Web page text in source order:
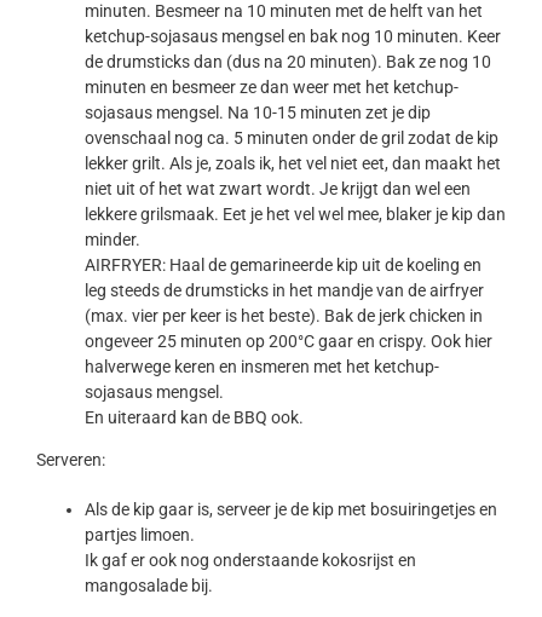
minuten. Besmeer na 10 minuten met de helft van het
ketchup-sojasaus mengsel en bak nog 10 minuten. Keer
de drumsticks dan (dus na 20 minuten). Bak ze nog 10
minuten en besmeer ze dan weer met het ketchup-
sojasaus mengsel. Na 10-15 minuten zet je dip
ovenschaal nog ca. 5 minuten onder de gril zodat de kip
lekker grilt. Als je, zoals ik, het vel niet eet, dan maakt het
niet uit of het wat zwart wordt. Je krijgt dan wel een
lekkere grilsmaak. Eet je het vel wel mee, blaker je kip dan
minder.
AIRFRYER: Haal de gemarineerde kip uit de koeling en
leg steeds de drumsticks in het mandje van de airfryer
(max. vier per keer is het beste). Bak de jerk chicken in
ongeveer 25 minuten op 200°C gaar en crispy. Ook hier
halverwege keren en insmeren met het ketchup-
sojasaus mengsel.
En uiteraard kan de BBQ ook.
Serveren:
Als de kip gaar is, serveer je de kip met bosuiringetjes en
partjes limoen.
Ik gaf er ook nog onderstaande kokosrijst en
mangosalade bij.